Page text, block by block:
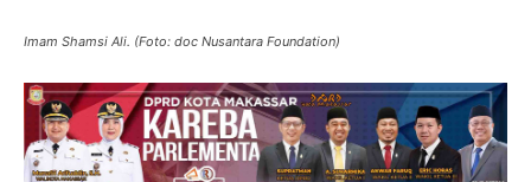
Imam Shamsi Ali. (Foto: doc Nusantara Foundation)